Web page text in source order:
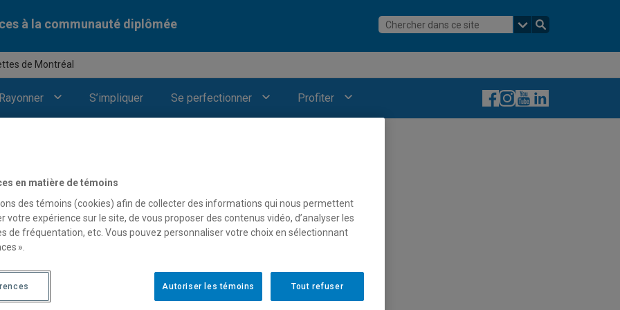
à la communauté diplômée
de Montréal
Rayonner S’impliquer Se perfectionner Profiter Facebook
Instagram
YouTube
LinkedIn
Montréal
en matière de témoins
des témoins (cookies) afin de collecter des informations qui nous permettent
votre expérience sur le site, de vous proposer des contenus vidéo, d’analyser les
de fréquentation, etc. Vous pouvez personnaliser votre choix en sélectionnant
».
Tout refuser
Autoriser les témoins